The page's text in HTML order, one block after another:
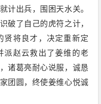
计出兵，围困天水关。
破了自己的虎符之计，
贤将良才，决定重新定
派赵云救出了姜维的老
诸葛亮耐心说服，诚恳
团圆，终使姜维心悦诚